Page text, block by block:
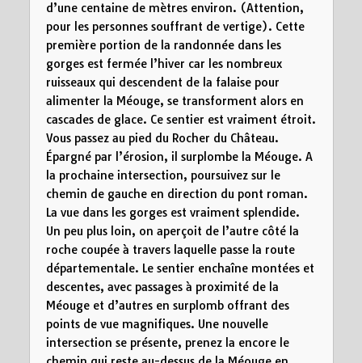
d’une centaine de mètres environ. (Attention,
pour les personnes souffrant de vertige). Cette
première portion de la randonnée dans les
gorges est fermée l’hiver car les nombreux
ruisseaux qui descendent de la falaise pour
alimenter la Méouge, se transforment alors en
cascades de glace. Ce sentier est vraiment étroit.
Vous passez au pied du Rocher du Château.
Épargné par l’érosion, il surplombe la Méouge. A
la prochaine intersection, poursuivez sur le
chemin de gauche en direction du pont roman.
La vue dans les gorges est vraiment splendide.
Un peu plus loin, on aperçoit de l’autre côté la
roche coupée à travers laquelle passe la route
départementale. Le sentier enchaîne montées et
descentes, avec passages à proximité de la
Méouge et d’autres en surplomb offrant des
points de vue magnifiques. Une nouvelle
intersection se présente, prenez la encore le